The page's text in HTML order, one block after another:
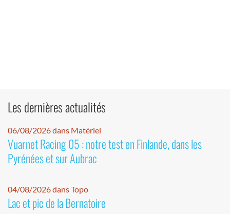
Les dernières actualités
06/08/2026 dans Matériel
Vuarnet Racing 05 : notre test en Finlande, dans les
Pyrénées et sur Aubrac
04/08/2026 dans Topo
Lac et pic de la Bernatoire